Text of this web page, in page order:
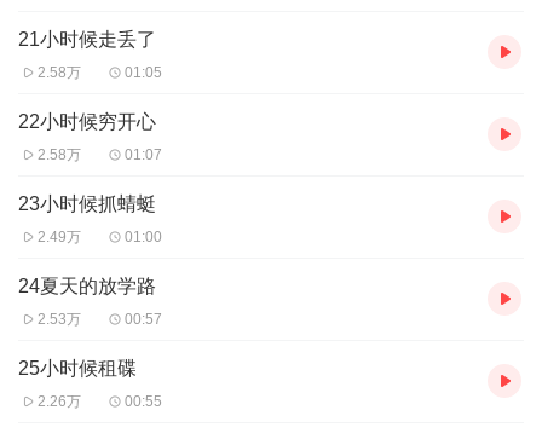
21小时候走丢了
2.58万 01:05
22小时候穷开心
2.58万 01:07
23小时候抓蜻蜓
2.49万 01:00
24夏天的放学路
2.53万 00:57
25小时候租碟
2.26万 00:55